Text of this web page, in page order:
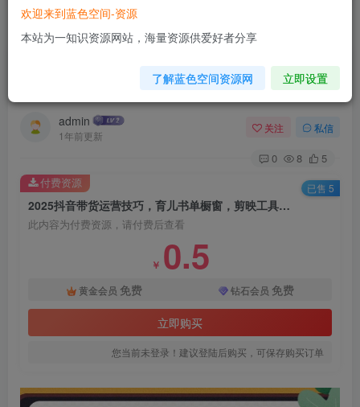
首页 电商运营 正文
2025抖音带货运营技巧，育儿书单橱窗，剪映工
具使用，视频拍摄发布
admin
1年前更新
关注 私信
0 8 5
2025抖音带货运营技巧，育儿书单橱窗，剪映工具使用，视频拍摄发布
此内容为付费资源，请付费后查看
￥ 0.5
黄金会员 免费 钻石会员 免费
立即购买
您当前未登录！建议登陆后购买，可保存购买订单
付费资源 已售 5
欢迎来到蓝色空间-资源
本站为一知识资源网站，海量资源供爱好者分享
了解蓝色空间资源网 立即设置